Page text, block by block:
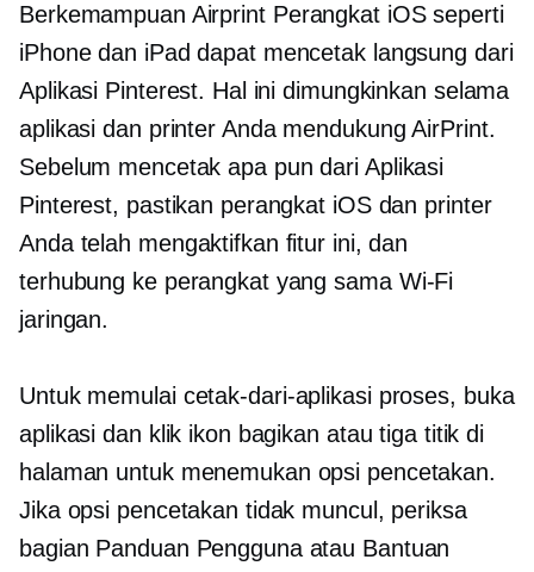
Berkemampuan AirprintPerangkat iOS seperti
iPhone dan iPad dapat mencetak langsung dari
Aplikasi Pinterest. Hal ini dimungkinkan selama
aplikasi dan printer Anda mendukung AirPrint.
Sebelum mencetak apa pun dari Aplikasi
Pinterest, pastikan perangkat iOS dan printer
Anda telah mengaktifkan fitur ini, dan
terhubung ke perangkat yang sama Wi-Fi
jaringan.
Untuk memulai cetak-dari-aplikasiproses, buka
aplikasi dan klik ikon bagikan atau tiga titik di
halaman untuk menemukan opsi pencetakan.
Jika opsi pencetakan tidak muncul, periksa
bagian Panduan Pengguna atau Bantuan